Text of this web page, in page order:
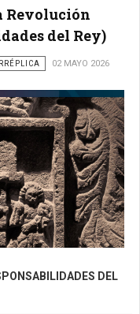
Revolución
del Rey)
02 MAYO 2026
DEL